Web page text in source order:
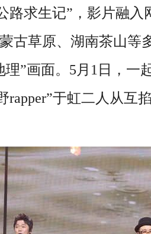
路求生记”，影片融
古草原、湖南茶山等
”画面。5月1日，一
rapper”于虹二人从互